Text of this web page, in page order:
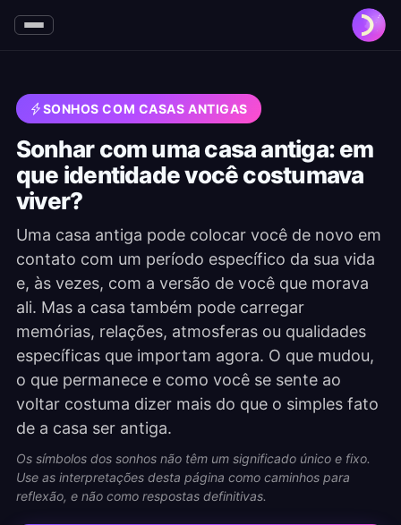
SONHOS COM CASAS ANTIGAS
Sonhar com uma casa antiga: em
que identidade você costumava
viver?
Uma casa antiga pode colocar você de novo em
contato com um período específico da sua vida
e, às vezes, com a versão de você que morava
ali. Mas a casa também pode carregar
memórias, relações, atmosferas ou qualidades
específicas que importam agora. O que mudou,
o que permanece e como você se sente ao
voltar costuma dizer mais do que o simples fato
de a casa ser antiga.
Os símbolos dos sonhos não têm um significado único e fixo.
Use as interpretações desta página como caminhos para
reflexão, e não como respostas definitivas.